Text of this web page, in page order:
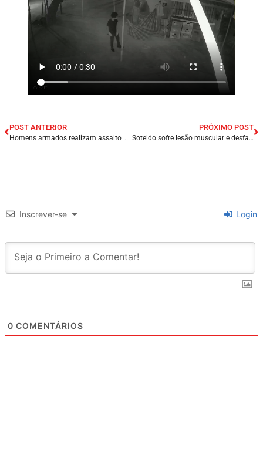
POST ANTERIOR
Homens armados realizam assalto em residência na cidade de Presidente Dutra/MA.
PRÓXIMO POST
Soteldo sofre lesão muscular e desfalca Santos em ‘decisão’ contra o Goiás.
Inscrever-se Login
0 COMENTÁRIOS